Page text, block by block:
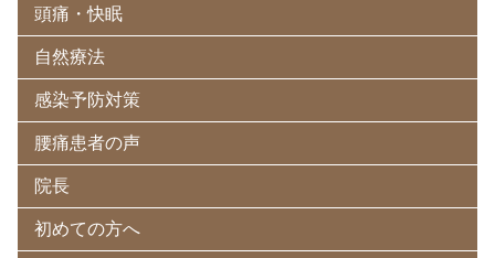
頭痛・快眠
自然療法
感染予防対策
腰痛患者の声
院長
初めての方へ